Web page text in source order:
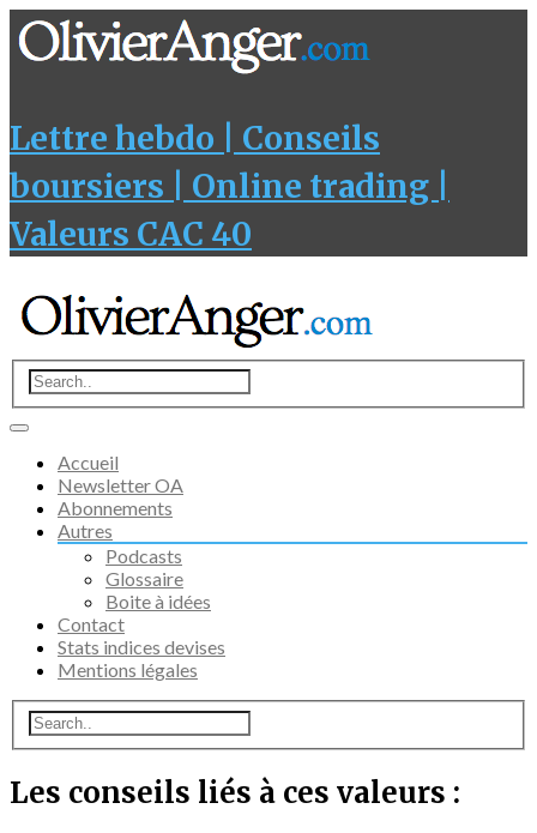
Lettre hebdo | Conseils
boursiers | Online trading |
Valeurs CAC 40
Accueil
Newsletter OA
Abonnements
Autres
Podcasts
Glossaire
Boite à idées
Contact
Stats indices devises
Mentions légales
Les conseils liés à ces valeurs :